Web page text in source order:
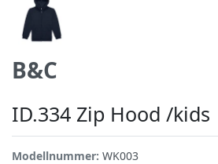
B&C
ID.334 Zip Hood /kids
Modellnummer: WK003